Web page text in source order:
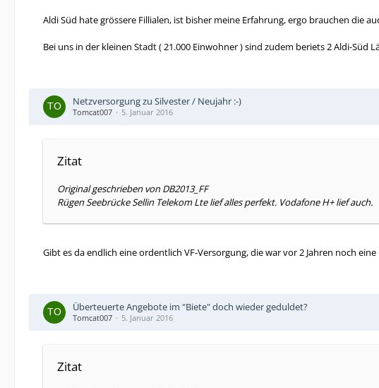
Aldi Süd hate grössere Fillialen, ist bisher meine Erfahrung, ergo brauchen die
Bei uns in der kleinen Stadt ( 21.000 Einwohner ) sind zudem beriets 2 Aldi-
Netzversorgung zu Silvester / Neujahr :-)
Tomcat007 5. Januar 2016
Zitat
Original geschrieben von DB2013_FF
Rügen Seebrücke Sellin Telekom Lte lief alles perfekt. Vodafone H+ lief auch.
Gibt es da endlich eine ordentlich VF-Versorgung, die war vor 2 Jahren noch
Überteuerte Angebote im "Biete" doch wieder geduldet?
Tomcat007 5. Januar 2016
Zitat